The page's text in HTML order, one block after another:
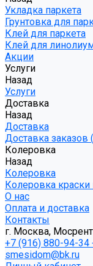
Укладка паркета
Грунтовка для
Клей для паркета
Клей для
Акции
Услуги
Назад
Услуги
Доставка
Назад
Доставка
Доставка заказов
Колеровка
Назад
Колеровка
Колеровка
О нас
Оплата и доставка
Контакты
г. Москва,
+7 (916) 880-94-34
smesidom@bk.ru